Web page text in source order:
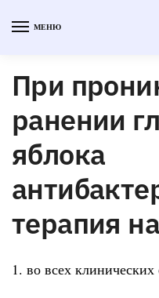
МЕНЮ
При
ранении
яблока
терапия
1. во всех клинических